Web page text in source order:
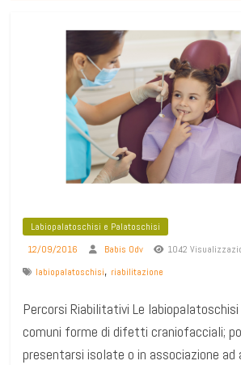
Labiopalatoschisi e Palatoschisi
12/09/2016
Babis Odv 1042
labiopalatoschisi, riabilitazione
Percorsi Riabilitativi Le
comuni forme di difetti craniofacciali;
presentarsi isolate o in associazione ad